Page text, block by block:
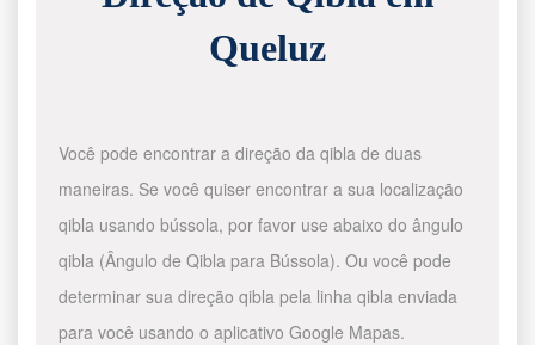
Queluz
Você pode encontrar a direção da qibla de duas
maneiras. Se você quiser encontrar a sua localização
qibla usando bússola, por favor use abaixo do ângulo
qibla (Ângulo de Qibla para Bússola). Ou você pode
determinar sua direção qibla pela linha qibla enviada
para você usando o aplicativo Google Mapas.